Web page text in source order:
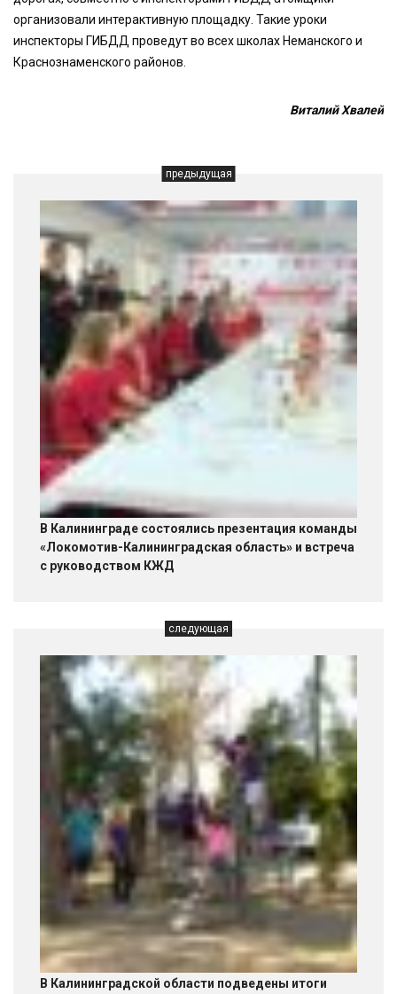
организовали интерактивную площадку. Такие уроки
инспекторы ГИБДД проведут во всех школах Неманского и
Краснознаменского районов.
Виталий Хвалей
предыдущая
В Калининграде состоялись презентация команды
«Локомотив-Калининградская область» и встреча
с руководством КЖД
следующая
В Калининградской области подведены итоги